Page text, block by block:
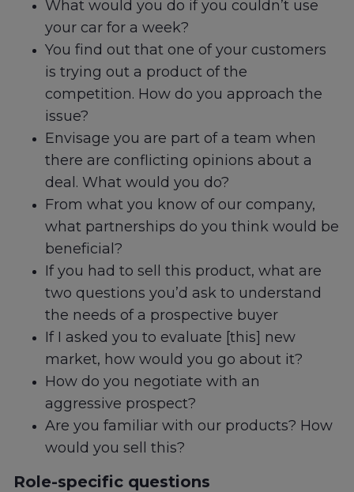
What would you do if you couldn’t use
your car for a week?
You find out that one of your customers
is trying out a product of the
competition. How do you approach the
issue?
Envisage you are part of a team when
there are conflicting opinions about a
deal. What would you do?
From what you know of our company,
what partnerships do you think would be
beneficial?
If you had to sell this product, what are
two questions you’d ask to understand
the needs of a prospective buyer
If I asked you to evaluate [this] new
market, how would you go about it?
How do you negotiate with an
aggressive prospect?
Are you familiar with our products? How
would you sell this?
Role-specific questions